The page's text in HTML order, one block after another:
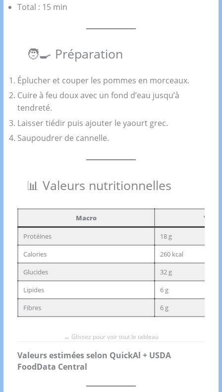
Total : 15 min
🧑‍🍳 Préparation
Éplucher et couper les pommes en morceaux.
Cuire à feu doux avec un fond d’eau jusqu’à
tendreté.
Laisser tiédir puis ajouter le yaourt grec.
Saupoudrer de cannelle.
📊 Valeurs nutritionnelles
Macro
Protéines
18 g
Calories
260 kcal
Glucides
32 g
Lipides
6 g
Fibres
6 g
Valeurs estimées selon QuickAl + USDA
FoodData Central